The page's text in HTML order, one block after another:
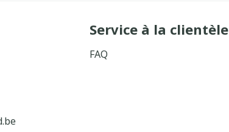
Service à la clientèle
FAQ